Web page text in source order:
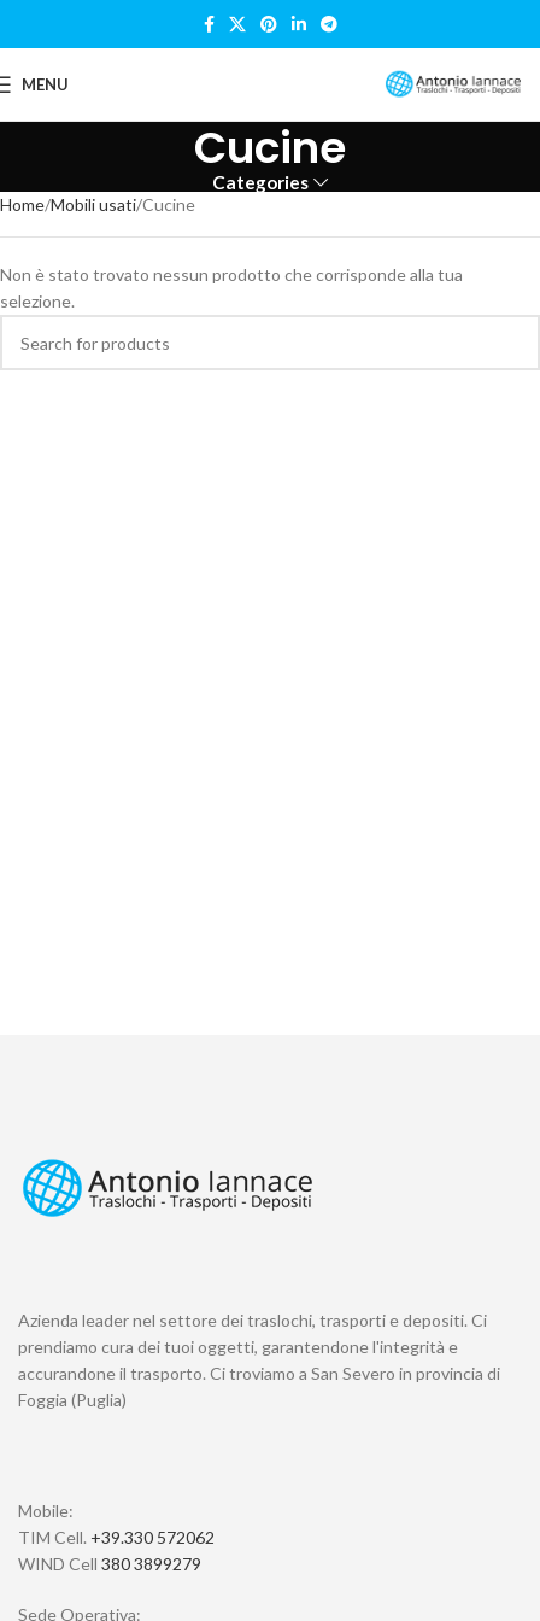
MENU
Cucine
Categories
Home Mobili usati Cucine
Non è stato trovato nessun prodotto che corrisponde alla tua
selezione.
Azienda leader nel settore dei traslochi, trasporti e depositi. Ci
prendiamo cura dei tuoi oggetti, garantendone l'integrità e
accurandone il trasporto. Ci troviamo a San Severo in provincia di
Foggia (Puglia)
Mobile:
TIM Cell. +39.330 572062
WIND Cell 380 3899279
Sede Operativa: